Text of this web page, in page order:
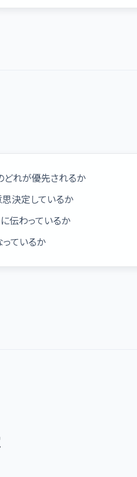
どれが優先されるか
決定しているか
伝わっているか
ているか